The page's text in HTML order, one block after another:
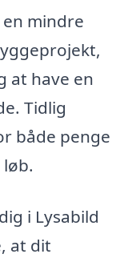
mindre
at have en
Tidlig
både penge
i Lysabild
at dit